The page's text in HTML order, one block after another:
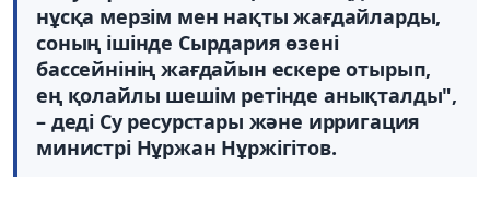
нұсқа мерзім мен нақты жағдайларды,
соның ішінде Сырдария өзені
бассейнінің жағдайын ескере отырып,
ең қолайлы шешім ретінде анықталды",
– деді Су ресурстары және ирригация
министрі Нұржан Нұржігітов.